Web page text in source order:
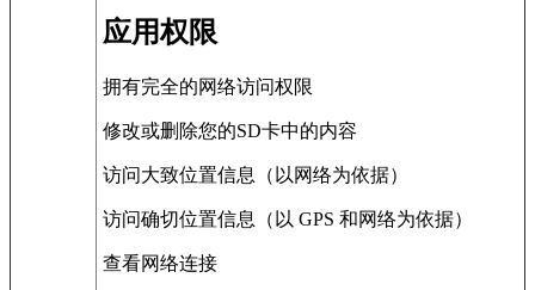
应用权限
拥有完全的网络访问权限
修改或删除您的SD卡中的内容
访问大致位置信息（以网络为依据）
访问确切位置信息（以 GPS 和网络为依据）
查看网络连接